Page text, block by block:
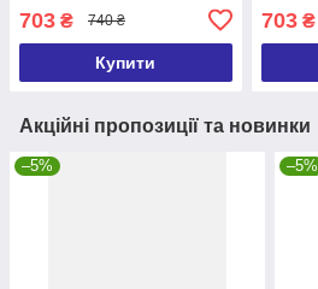
703 ₴ 740 ₴
Купити
703₴
Акційні пропозиції та новинки
–5% –5%